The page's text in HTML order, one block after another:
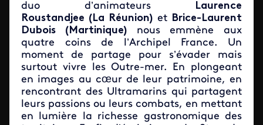
duo d’animateurs
Laurence
Roustandjee (La Réunion) et Brice-Laurent
Dubois (Martinique)nous emmène aux
quatre coins de l’Archipel France. Un
moment de partage pour s’évader mais
surtout vivre les Outre-mer. En plongeant
en images au cœur de leur patrimoine, en
rencontrant des Ultramarins qui partagent
leurs passions ou leurs combats, en mettant
en lumière la richesse gastronomique des